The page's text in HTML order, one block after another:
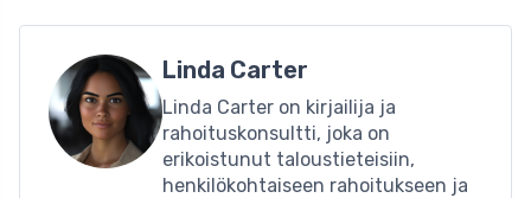
Linda Carter
Linda Carter on kirjailija ja
rahoituskonsultti, joka on
erikoistunut taloustieteisiin,
henkilökohtaiseen rahoitukseen ja